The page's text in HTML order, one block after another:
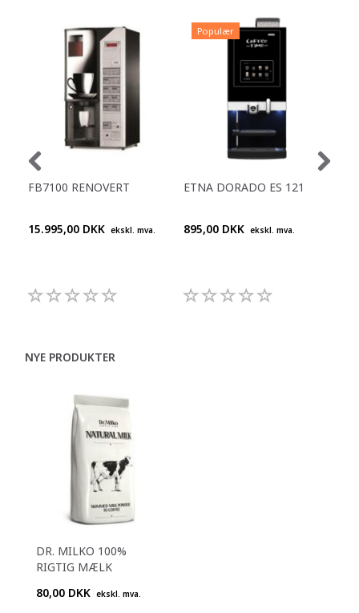
FB7100 RENOVERT
15.995,00 DKK ekskl. mva.
Populær
ETNA DORADO ES 121
895,00 DKK ekskl. mva.
NYE PRODUKTER
DR. MILKO 100%
RIGTIG MÆLK
80,00 DKK ekskl. mva.